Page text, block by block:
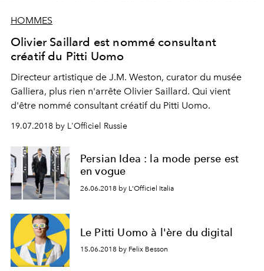
HOMMES
Olivier Saillard est nommé consultant
créatif du Pitti Uomo
Directeur artistique de J.M. Weston, curator du musée
Galliera, plus rien n'arrête Olivier Saillard. Qui vient
d'être nommé consultant créatif du Pitti Uomo.
19.07.2018 by L'Officiel Russie
Persian Idea : la mode perse est
en vogue
26.06.2018 by L'Officiel Italia
Le Pitti Uomo à l'ère du digital
15.06.2018 by Felix Besson